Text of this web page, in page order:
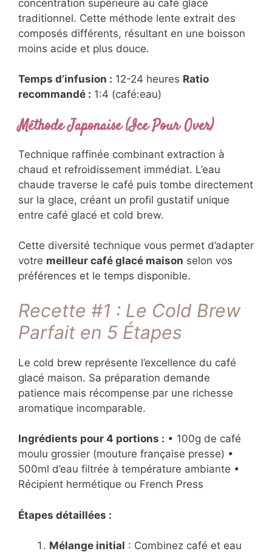
concentration supérieure au café glacé
traditionnel. Cette méthode lente extrait des
composés différents, résultant en une boisson
moins acide et plus douce.
Temps d’infusion : 12-24 heures Ratio
recommandé : 1:4 (café:eau)
Méthode Japonaise (Ice Pour Over)
Technique raffinée combinant extraction à
chaud et refroidissement immédiat. L’eau
chaude traverse le café puis tombe directement
sur la glace, créant un profil gustatif unique
entre café glacé et cold brew.
Cette diversité technique vous permet d’adapter
votre meilleur café glacé maison selon vos
préférences et le temps disponible.
Recette #1 : Le Cold Brew
Parfait en 5 Étapes
Le cold brew représente l’excellence du café
glacé maison. Sa préparation demande
patience mais récompense par une richesse
aromatique incomparable.
Ingrédients pour 4 portions : • 100g de café
moulu grossier (mouture française presse) •
500ml d’eau filtrée à température ambiante •
Récipient hermétique ou French Press
Étapes détaillées :
Mélange initial : Combinez café et eau